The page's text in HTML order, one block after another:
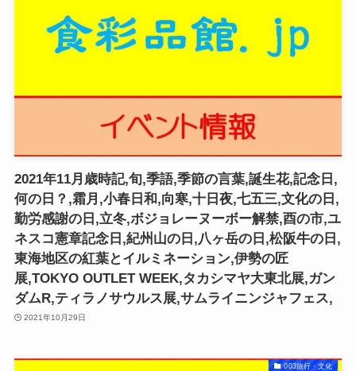
2021年11月歳時記,旬,季語,季節の言葉,誕生花,記念日,
何の日？,霜月,小春日和,向寒,十日夜,七五三,文化の日,
勤労感謝の日,立冬,ボジョレーヌーボー解禁,酉の市,ユ
ネスコ憲章記念日,紀州山の日,八ヶ岳の日,松阪牛の日,
東海地区の紅葉とイルミネーション,伊勢の匠
展,TOKYO OUTLET WEEK,タカシマヤ大東北展,ガン
ダムR,ティラノサウルス展,サムライニンジャフェス,
2021年10月29日
003旅行・文化